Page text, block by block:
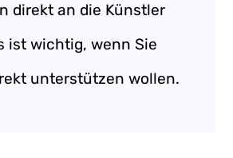
direkt an die Künstler
ist wichtig, wenn Sie
unterstützen wollen.